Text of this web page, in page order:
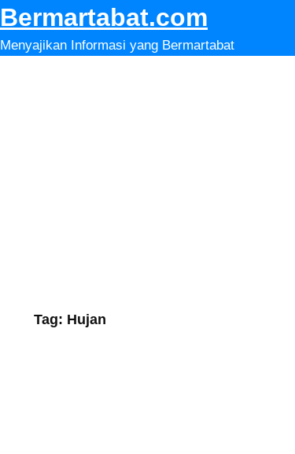
Lewati
ke
konten
Bermartabat.com
Menyajikan Informasi yang Bermartabat
Tag: Hujan